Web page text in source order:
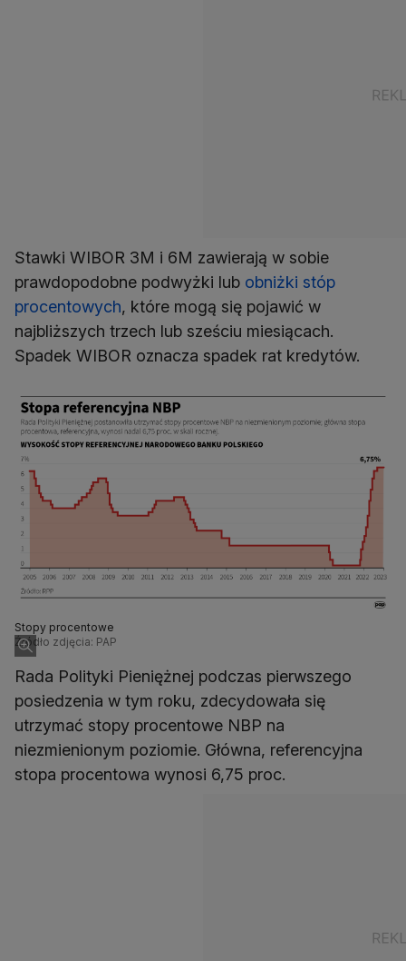
Stawki WIBOR 3M i 6M zawierają w sobie
prawdopodobne podwyżki lub obniżki stóp
procentowych, które mogą się pojawić w
najbliższych trzech lub sześciu miesiącach.
Spadek WIBOR oznacza spadek rat kredytów.
Stopy procentowe
Źródło zdjęcia: PAP
Rada Polityki Pieniężnej podczas pierwszego
posiedzenia w tym roku, zdecydowała się
utrzymać stopy procentowe NBP na
niezmienionym poziomie. Główna, referencyjna
stopa procentowa wynosi 6,75 proc.